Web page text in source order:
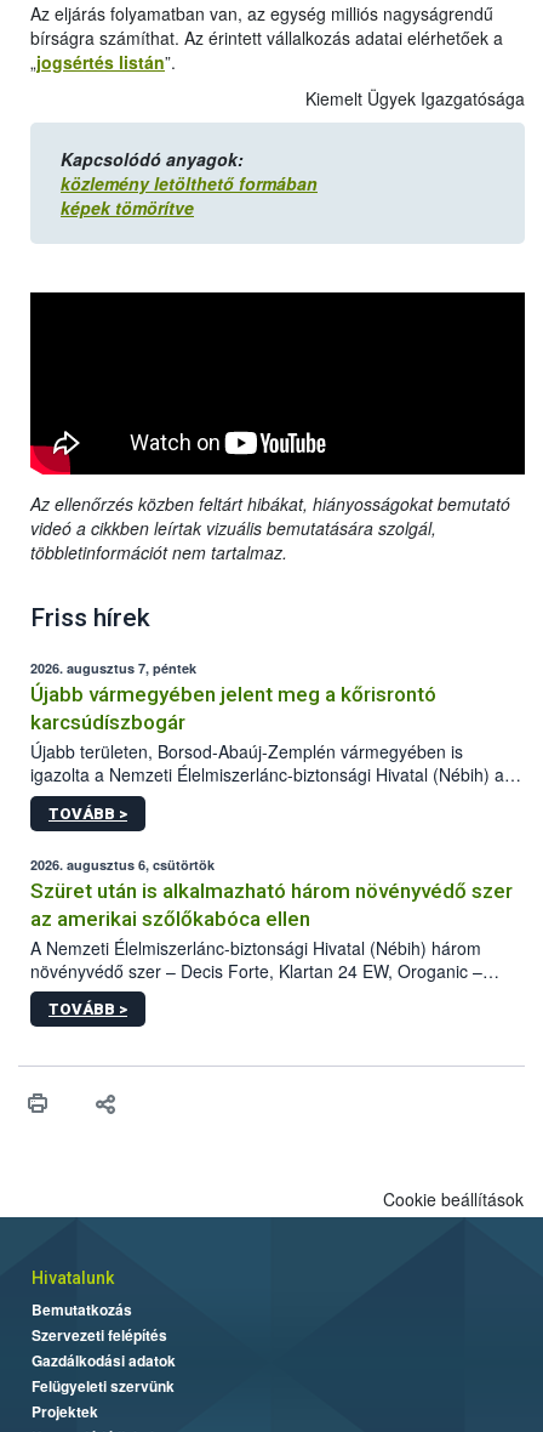
Az eljárás folyamatban van, az egység milliós nagyságrendű
bírságra számíthat. Az érintett vállalkozás adatai elérhetőek a
„jogsértés listán”.
Kiemelt Ügyek Igazgatósága
Kapcsolódó anyagok:
közlemény letölthető formában
képek tömörítve
Az ellenőrzés közben feltárt hibákat, hiányosságokat bemutató
videó a cikkben leírtak vizuális bemutatására szolgál,
többletinformációt nem tartalmaz.
Friss hírek
2026. augusztus 7, péntek
Újabb vármegyében jelent meg a kőrisrontó
karcsúdíszbogár
Újabb területen, Borsod-Abaúj-Zemplén vármegyében is
igazolta a Nemzeti Élelmiszerlánc-biztonsági Hivatal (Nébih) a
kőrisrontó karcsúdíszbogár (Agrilus planipennis) jelenlétét. A
kártevőt nem csak színcsapdában találták meg, de már fertőzött
az intenzív felderítést, emellett az intézkedéseket a szlovák
hatósággal is összehangolják a terjedés megállítása érdekében.
TOVÁBB >
2026. augusztus 6, csütörtök
Szüret után is alkalmazható három növényvédő szer
az amerikai szőlőkabóca ellen
A Nemzeti Élelmiszerlánc-biztonsági Hivatal (Nébih) három
növényvédő szer – Decis Forte, Klartan 24 EW, Oroganic –
engedélyokiratát módosította, így azok a szüretet követően,
egészen a vesszőérettség (BBCH 91) stádiumáig
érésű szőlőkben is legyen lehetőség a károsító elleni további
felhasználók számára is elérhető és ökológiai termesztésben is
TOVÁBB >
Cookie beállítások
Hivatalunk
Bemutatkozás
Szervezeti felépítés
Gazdálkodási adatok
Felügyeleti szervünk
Projektek